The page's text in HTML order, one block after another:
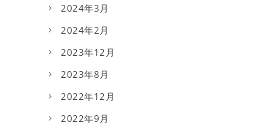
2024年3月
2024年2月
2023年12月
2023年8月
2022年12月
2022年9月